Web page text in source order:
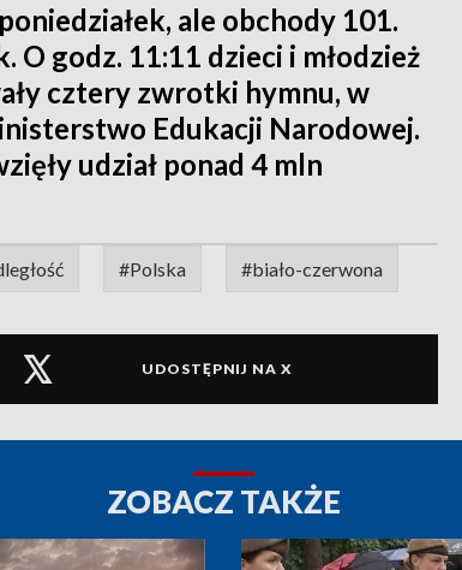
ale obchody 101.
O godz. 11:11 dzieci i młodzież
cztery zwrotki hymnu, w
Edukacji Narodowej.
udział ponad 4 mln
#Polska #biało-czerwona
UDOSTĘPNIJ NA X
ZOBACZ TAKŻE